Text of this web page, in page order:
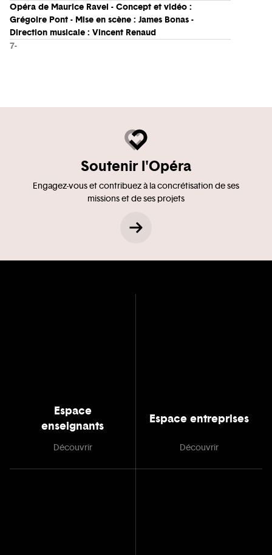
Opéra de Maurice Ravel - Concept et vidéo :
Grégoire Pont - Mise en scène : James Bonas -
Direction musicale : Vincent Renaud
7-
Soutenir l'Opéra
Engagez-vous et contribuez à la concrétisation de ses
missions et de ses projets
Espace
enseignants
Découvrir
Espace entreprises
Découvrir